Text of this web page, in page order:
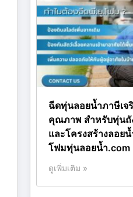
ฉีดทุ่นลอยน้ำภาษีเ
คุณภาพ สำหรับทุ่นถั
และโครงสร้างลอย
โฟมทุ่นลอยน้ำ.com
ดูเพิ่มเติม »